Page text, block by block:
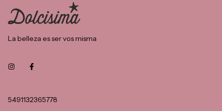
La belleza es ser vos misma
5491132365778